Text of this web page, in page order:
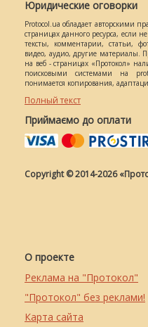
Юридические оговорки
Protocol.ua обладает авторскими
страницах данного ресурса, если
тексты, комментарии, статьи,
видео, аудио, другие материалы.
на веб - страницах «Протокол»
поисковыми системами на
понимается копирования,
Полный текст
Приймаємо до оплати
Copyright © 2014-2026
О проекте
Реклама на "Протокол"
"Протокол" без реклами!
Карта сайта